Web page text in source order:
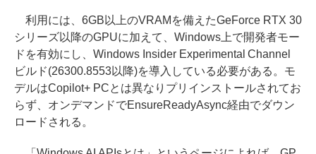
利用には、6GB以上のVRAMを備えたGeForce RTX 30
シリーズ以降のGPUに加えて、Windows上で開発者モー
ドを有効にし、Windows Insider Experimental Channel
ビルド(26300.8553以降)を導入している必要がある。モ
デルはCopilot+ PCとは異なりプリインストールされてお
らず、オンデマンドでEnsureReadyAsync経由でダウン
ロードされる。